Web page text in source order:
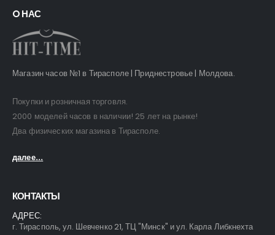
O НАС
Магазин часов №1 в Тирасполе | Приднестровье | Молдова.
Покупки и розничная торговля.
2000 моделей часов в наличии! 25 лет на рынке!
Два физических магазина в Тирасполе.
далее...
КОНТАКТЫ
АДРЕС:
г. Тирасполь, ул. Шевченко 21, ТЦ "Минск" и ул. Карла Либкнехта